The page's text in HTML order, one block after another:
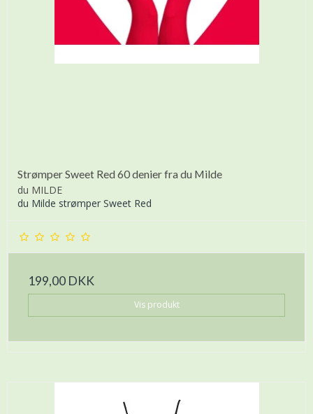
Strømper Sweet Red 60 denier fra du Milde
du MILDE
du Milde strømper Sweet Red
199,00 DKK
Vis produkt